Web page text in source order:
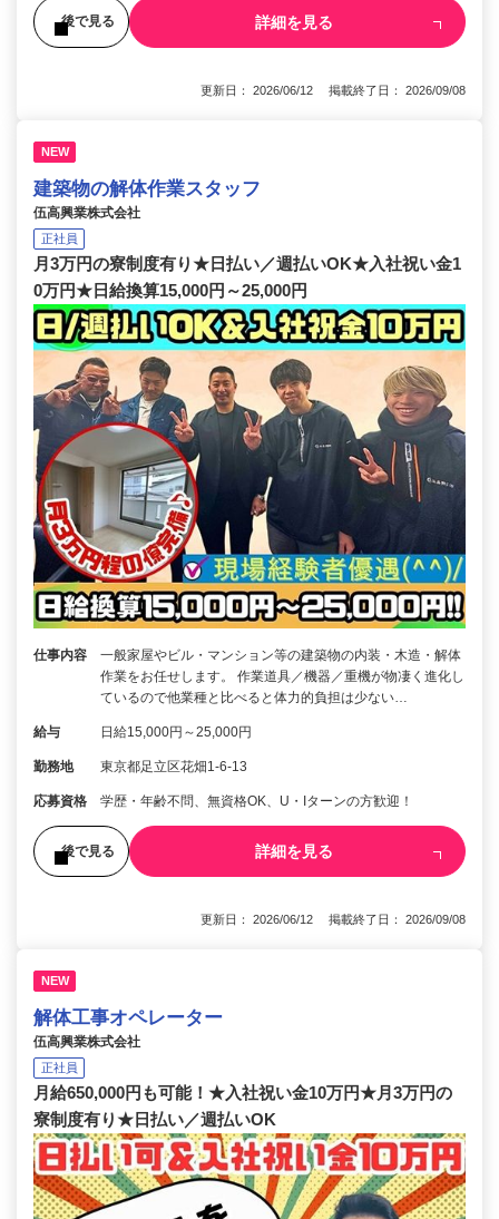
後で見る 詳細を見る
更新日： 2026/06/12 掲載終了日： 2026/09/08
NEW
建築物の解体作業スタッフ
伍高興業株式会社
正社員
月3万円の寮制度有り★日払い／週払いOK★入社祝い金1
0万円★日給換算15,000円～25,000円
仕事内容
一般家屋やビル・マンション等の建築物の内装・木造・解体
作業をお任せします。 作業道具／機器／重機が物凄く進化し
ているので他業種と比べると体力的負担は少ない…
給与 日給15,000円～25,000円
勤務地 東京都足立区花畑1-6-13
応募資格 学歴・年齢不問、無資格OK、U・Iターンの方歓迎！
後で見る 詳細を見る
更新日： 2026/06/12 掲載終了日： 2026/09/08
NEW
解体工事オペレーター
伍高興業株式会社
正社員
月給650,000円も可能！★入社祝い金10万円★月3万円の
寮制度有り★日払い／週払いOK